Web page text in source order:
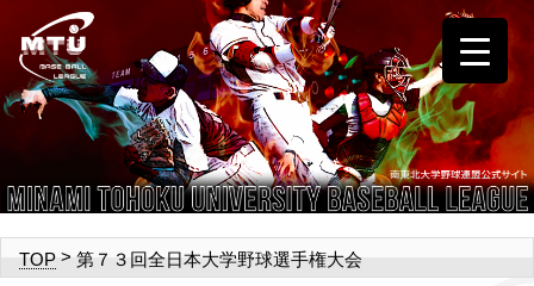
TOP > 第７３回全日本大学野球選手権大会